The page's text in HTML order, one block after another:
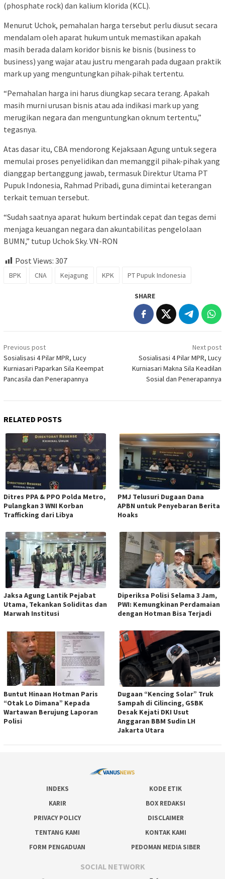
(phosphate rock) dan kalium klorida (KCL).
Menurut Uchok, pemahalan harga tersebut perlu diusut secara
mendalam oleh aparat hukum untuk memastikan apakah
masih berada dalam koridor bisnis ke bisnis (business to
business) yang wajar atau justru mengarah pada dugaan praktik
mark up yang menguntungkan pihak-pihak tertentu.
“Pemahalan harga ini harus diungkap secara terang. Apakah
masih murni urusan bisnis atau ada indikasi mark up yang
merugikan negara dan menguntungkan oknum tertentu,”
tegasnya.
Atas dasar itu, CBA mendorong Kejaksaan Agung untuk segera
memulai proses penyelidikan dan memanggil pihak-pihak yang
dianggap bertanggung jawab, termasuk Direktur Utama PT
Pupuk Indonesia, Rahmad Pribadi, guna dimintai keterangan
terkait temuan tersebut.
“Sudah saatnya aparat hukum bertindak cepat dan tegas demi
menjaga keuangan negara dan akuntabilitas pengelolaan
BUMN,” tutup Uchok Sky. VN-RON
Post Views: 307
BPK CNA Kejagung KPK PT Pupuk Indonesia
SHARE
Post
navigation
Previous post
Sosialisasi 4 Pilar MPR, Lucy
Kurniasari Paparkan Sila Keempat
Pancasila dan Penerapannya
Next post
Sosialisasi 4 Pilar MPR, Lucy
Kurniasari Makna Sila Keadilan
Sosial dan Penerapannya
RELATED POSTS
Ditres PPA & PPO Polda Metro,
Pulangkan 3 WNI Korban
Trafficking dari Libya
PMJ Telusuri Dugaan Dana
APBN untuk Penyebaran Berita
Hoaks
Jaksa Agung Lantik Pejabat
Utama, Tekankan Soliditas dan
Marwah Institusi
Diperiksa Polisi Selama 3 Jam,
PWI: Kemungkinan Perdamaian
dengan Hotman Bisa Terjadi
Buntut Hinaan Hotman Paris
“Otak Lo Dimana” Kepada
Wartawan Berujung Laporan
Polisi
Dugaan “Kencing Solar” Truk
Sampah di Cilincing, GSBK
Desak Kejati DKI Usut
Anggaran BBM Sudin LH
Jakarta Utara
INDEKS
KODE ETIK
KARIR
BOX REDAKSI
PRIVACY POLICY
DISCLAIMER
TENTANG KAMI
KONTAK KAMI
FORM PENGADUAN
PEDOMAN MEDIA SIBER
SOCIAL NETWORK